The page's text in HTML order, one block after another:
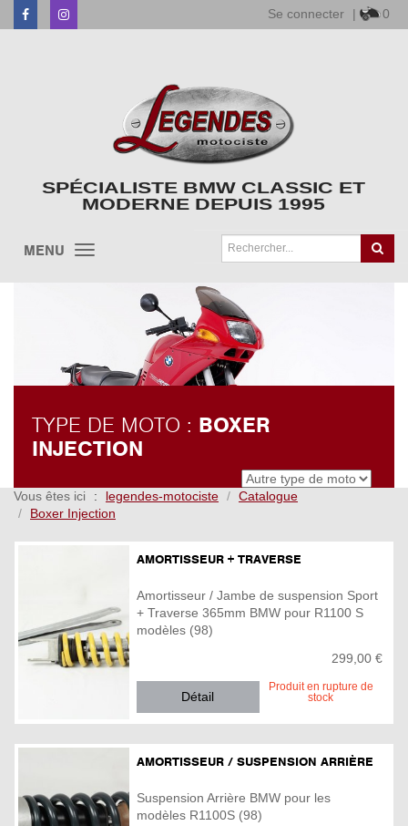
FacebookInstagram Se connecter | 0
SPÉCIALISTE BMW CLASSIC ET
MODERNE DEPUIS 1995
MENU
TYPE DE MOTO : BOXER
INJECTION
Vous êtes ici legendes-motociste
Catalogue
Boxer Injection
AMORTISSEUR + TRAVERSE
Amortisseur / Jambe de suspension Sport
+ Traverse 365mm BMW pour R1100 S
modèles (98)
299,00 €
Produit en rupture de
stock
Détail
AMORTISSEUR / SUSPENSION ARRIÈRE
Suspension Arrière BMW pour les
modèles R1100S (98)